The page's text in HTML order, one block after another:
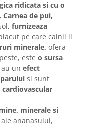
ridicata si cu o
Carnea de pui,
furnizeaza
pe care cainii il
minerale, ofera
este o sursa
au un efect
si sunt
minerale si
ananasului,